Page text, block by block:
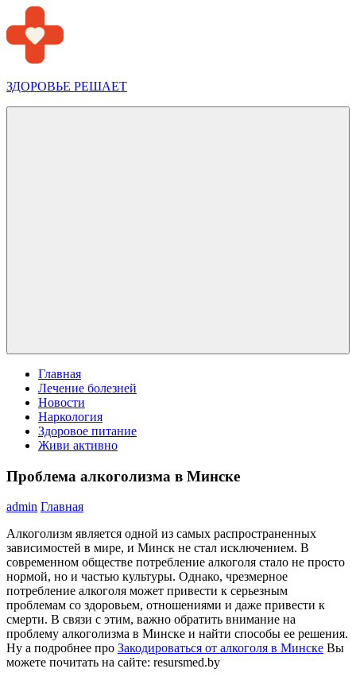
Перейти
к
содержимому
ЗДОРОВЬЕ РЕШАЕТ
Главная
Лечение болезней
Новости
Наркология
Здоровое питание
Живи активно
Проблема алкоголизма в Минске
admin Главная
Алкоголизм является одной из самых распространенных
зависимостей в мире, и Минск не стал исключением. В
современном обществе потребление алкоголя стало не просто
нормой, но и частью культуры. Однако, чрезмерное
потребление алкоголя может привести к серьезным
проблемам со здоровьем, отношениями и даже привести к
смерти. В связи с этим, важно обратить внимание на
проблему алкоголизма в Минске и найти способы ее решения.
Ну а подробнее про Закодироваться от алкоголя в Минске Вы
можете почитать на сайте: resursmed.by